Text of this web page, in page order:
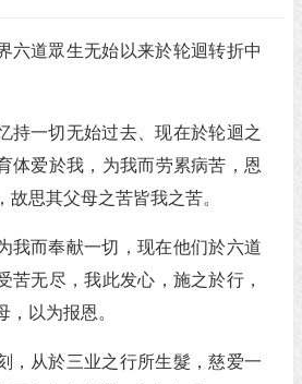
六道眾生无始以来於轮迴转折中
持一切无始过去、现在於轮迴之
体爱於我，为我而劳累病苦，恩
故思其父母之苦皆我之苦。
我而奉献一切，现在他们於六道
苦无尽，我此发心，施之於行，
，以为报恩。
，从於三业之行所生髮，慈爱一